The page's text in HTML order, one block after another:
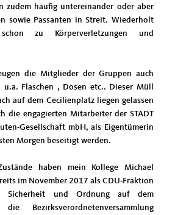
zudem häufig untereinander oder aber
sowie Passanten in Streit. Wiederholt
zu Körperverletzungen und
die Mitglieder der Gruppen auch
Flaschen , Dosen etc.. Dieser Müll
auf dem Cecilienplatz liegen gelassen
die engagierten Mitarbeiter der STADT
Gesellschaft mbH, als Eigentümerin
Morgen beseitigt werden.
haben mein Kollege Michael
im November 2017 als CDU-Fraktion
Sicherheit und Ordnung auf dem
Bezirksverordnetenversammlung